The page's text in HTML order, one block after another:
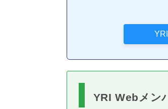
YRI Webメン